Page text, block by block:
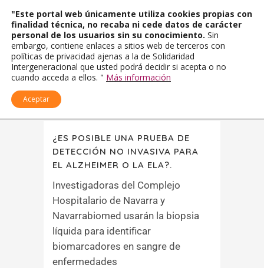
¿ES POSIBLE UNA PRUEBA DE
DETECCIÓN NO INVASIVA PARA
EL ALZHEIMER O LA ELA?.
Investigadoras del Complejo
Hospitalario de Navarra y
Navarrabiomed usarán la biopsia
líquida para identificar
biomarcadores en sangre de
enfermedades
"Este portal web únicamente utiliza cookies propias con
finalidad técnica, no recaba ni cede datos de carácter
personal de los usuarios sin su conocimiento. Sin
embargo, contiene enlaces a sitios web de terceros con
políticas de privacidad ajenas a la de Solidaridad
Intergeneracional que usted podrá decidir si acepta o no
cuando acceda a ellos. " Más información
Aceptar